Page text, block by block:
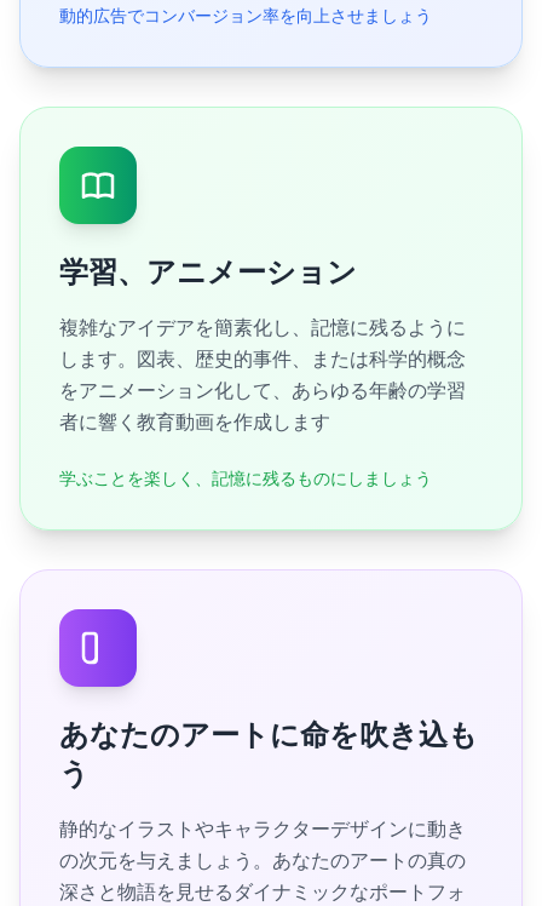
動的広告でコンバージョン率を向上させましょう
学習、アニメーション
複雑なアイデアを簡素化し、記憶に残るように
します。図表、歴史的事件、または科学的概念
をアニメーション化して、あらゆる年齢の学習
者に響く教育動画を作成します
学ぶことを楽しく、記憶に残るものにしましょう
あなたのアートに命を吹き込も
う
静的なイラストやキャラクターデザインに動き
の次元を与えましょう。あなたのアートの真の
深さと物語を見せるダイナミックなポートフォ